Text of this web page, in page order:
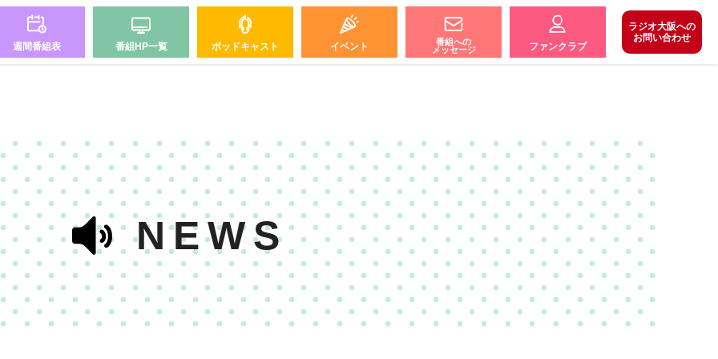
週間番組表 番組HP一覧 ポッドキャスト イベント
番組への
メッセージ
ファンクラブ
ラジオ大阪への
お問い合わせ
NEWS